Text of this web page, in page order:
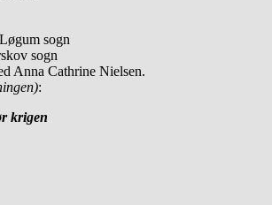
sogn
sogn
Anna Cathrine Nielsen.
:
krigen